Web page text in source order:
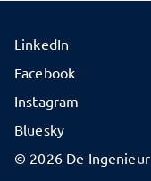
© 2026 De Ingenieur
LinkedIn
Facebook
Instagram
Bluesky